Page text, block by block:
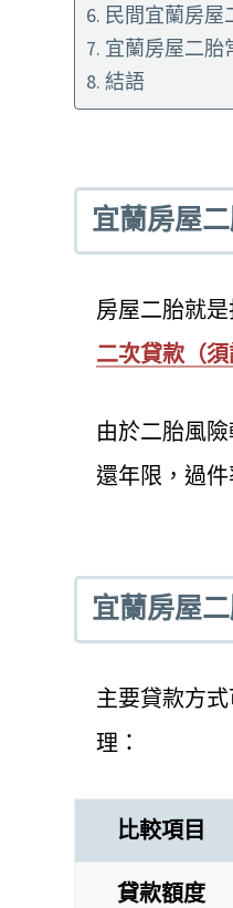
民間宜蘭房屋
宜蘭房屋二胎
結語
宜蘭房屋
房屋二胎就是
二次貸款（須
由於二胎風
還年限，過
宜蘭房屋
主要貸款方
理：
比較項目
貸款額度